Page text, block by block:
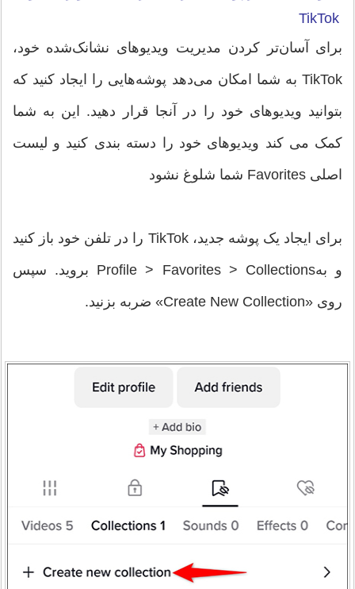
TikTok
برای آسان‌تر کردن مدیریت ویدیوهای نشانک‌شده خود،
TikTok به شما امکان می‌دهد پوشه‌هایی را ایجاد کنید که
بتوانید ویدیوهای خود را در آنجا قرار دهید. این به شما
کمک می کند ویدیوهای خود را دسته بندی کنید و لیست
اصلی Favorites شما شلوغ نشود
برای ایجاد یک پوشه جدید، TikTok را در تلفن خود باز کنید
و بهProfile > Favorites > Collections بروید. سپس
روی «Create New Collection» ضربه بزنید.